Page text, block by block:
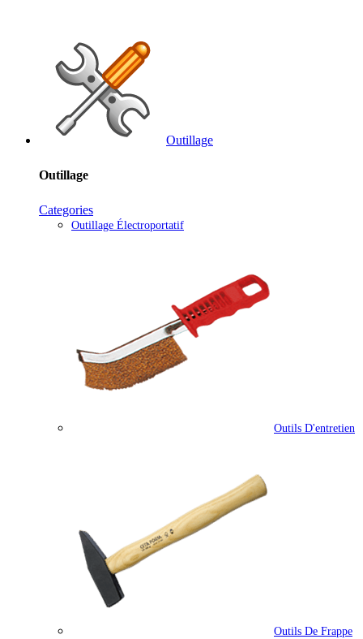
Outillage
Outillage
Categories
Outillage Électroportatif
Outils D'entretien
Outils De Frappe